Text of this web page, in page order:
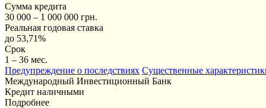
Сумма кредита
30 000 – 1 000 000 грн.
Реальная годовая ставка
до 53,71%
Срок
1 – 36 мес.
Предупреждение о последствиях Существенные
Международный Инвестиционный Банк
Кредит наличными
Подробнее